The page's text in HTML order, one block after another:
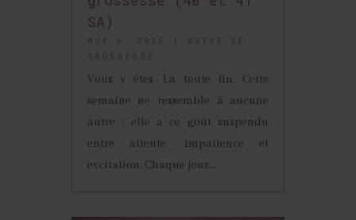
SA)
Vous y êtes. La toute fin. Cette
semaine ne ressemble à aucune
autre : elle a ce goût suspendu
entre attente, impatience et
excitation. Chaque jour...